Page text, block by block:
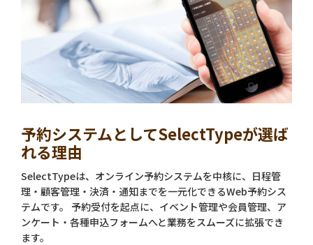
予約システムとしてSelectTypeが選ば
れる理由
SelectTypeは、オンライン予約システムを中核に、日程管
理・顧客管理・決済・通知までを一元化できるWeb予約シス
テムです。 予約受付を起点に、イベント管理や会員管理、ア
ンケート・各種申込フォームへと業務をスムーズに拡張でき
ます。